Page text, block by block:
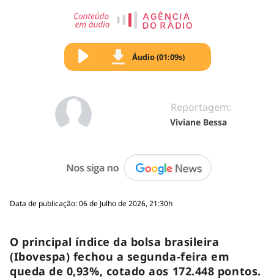
Áudio (01:09s)
Reportagem:
Viviane Bessa
Data de publicação: 06 de Julho de 2026, 21:30h
O principal índice da bolsa brasileira
(Ibovespa) fechou a segunda-feira em
queda de 0,93%, cotado aos 172.448 pontos.